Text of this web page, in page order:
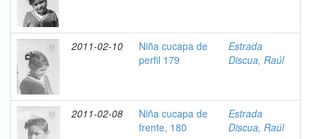
2011-02-10
Niña cucapa de
perfil 179
Estrada
Discua, Raúl
2011-02-08
Niña cucapa de
frente, 180
Estrada
Discua, Raúl